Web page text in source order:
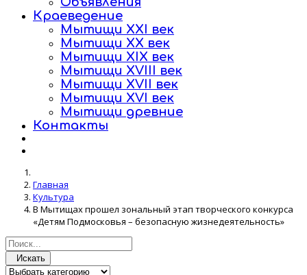
Краеведение
Мытищи XXI век
Мытищи XX век
Мытищи XIX век
Мытищи XVIII век
Мытищи XVII век
Мытищи XVI век
Мытищи древние
Контакты
Главная
Культура
В Мытищах прошел зональный этап творческого конкурса
«Детям Подмосковья – безопасную жизнедеятельность»
Искать